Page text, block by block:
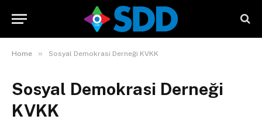
Home » Sosyal Demokrasi Derneği KVKK
Sosyal Demokrasi Derneği
KVKK